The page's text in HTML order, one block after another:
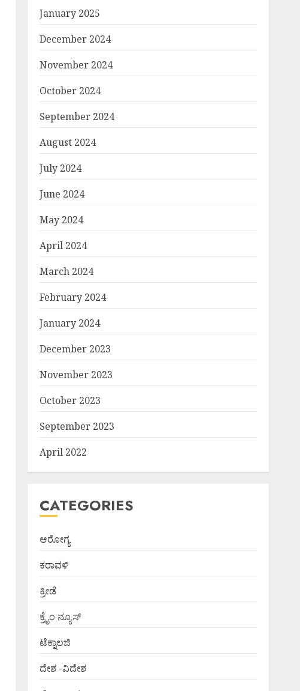
January 2025
December 2024
November 2024
October 2024
September 2024
August 2024
July 2024
June 2024
May 2024
April 2024
March 2024
February 2024
January 2024
December 2023
November 2023
October 2023
September 2023
April 2022
CATEGORIES
ಆರೋಗ್ಯ
ಕರಾವಳಿ
ಕ್ರೀಡೆ
ಕ್ರೈಂ ನ್ಯೂಸ್
ಟೆಕ್ನಾಲಜಿ
ದೇಶ -ವಿದೇಶ